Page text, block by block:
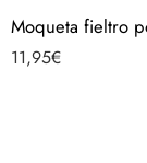
11,95€